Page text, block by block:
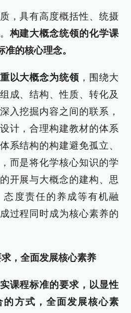
，具有高度概括性、统摄
构建大概念统领的化学课
的核心理念。
以大概念为统领 ，围绕大
成、结构、性质、转化及
入挖掘内容之间的联系，
计，合理构建教材的体系
系结构的构建避免孤立、
而是将化学核心知识的学
开展与大概念的建构、思
态度责任的养成等有机融
过程同时成为核心素养的
，全面发展核心素养
课程标准的要求，以显性
的方式，全面发展核心素